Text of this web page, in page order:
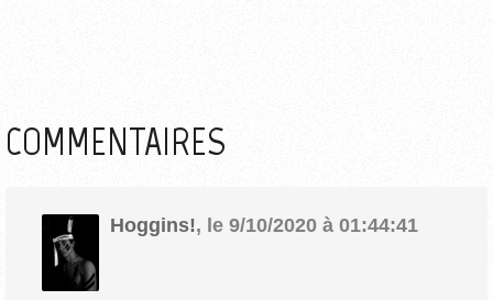
COMMENTAIRES
Hoggins!, le 9/10/2020 à 01:44:41